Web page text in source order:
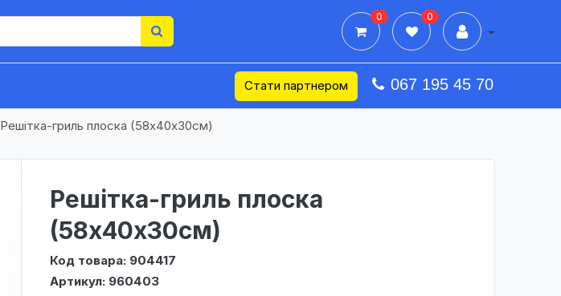
0 0
Стати партнером 067 195 45 70
Решітка-гриль плоска (58x40x30см)
Решітка-гриль плоска
(58x40x30см)
Код товара: 904417
Артикул: 960403